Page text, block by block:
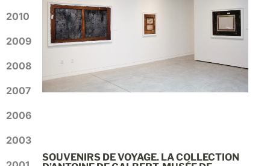
2010
2009
2008
2007
2006
2003
SOUVENIRS DE VOYAGE. LA COLLECTION